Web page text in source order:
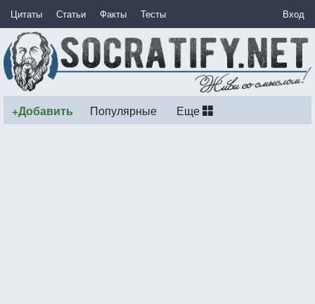
Цитаты Статьи Факты Тесты Вход
+Добавить Популярные Еще